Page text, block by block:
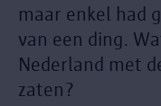
maar enkel had
van een ding.
Nederland met
zaten?